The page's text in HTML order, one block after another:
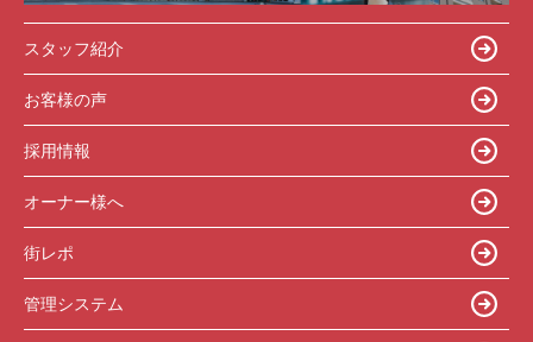
スタッフ紹介
お客様の声
採用情報
オーナー様へ
街レポ
管理システム